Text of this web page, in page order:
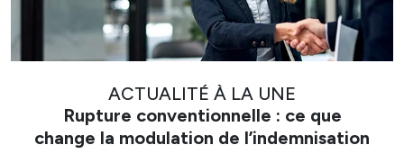
ACTUALITÉ À LA UNE
Rupture conventionnelle : ce que
change la modulation de l’indemnisation